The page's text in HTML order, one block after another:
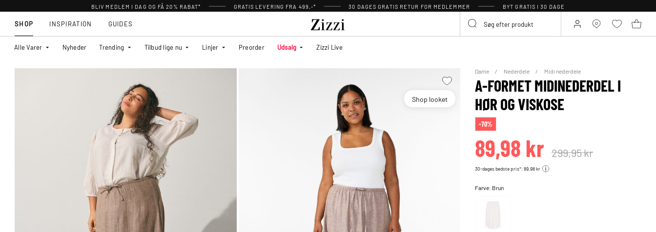
BLIV MEDLEM I DAG OG FÅ 20% RABAT* GRATIS LEVERING FRA 499,-* 30 DAGES GRATIS RETUR FOR MEDLEMMER BYT GRATIS I 30 DAGE
SHOP
Alle Varer Nyheder Trending Tilbud lige nu Linjer Preorder Udsalg Zizzi Live
INSPIRATION GUIDES
Shop looket
Dame Nederdele Midi nederdele
A-FORMET MIDINEDERDEL I
HØR OG VISKOSE
-70%
89,98 kr 299,95 kr
30-dages bedste pris*: 89,98 kr
Farve: Brun